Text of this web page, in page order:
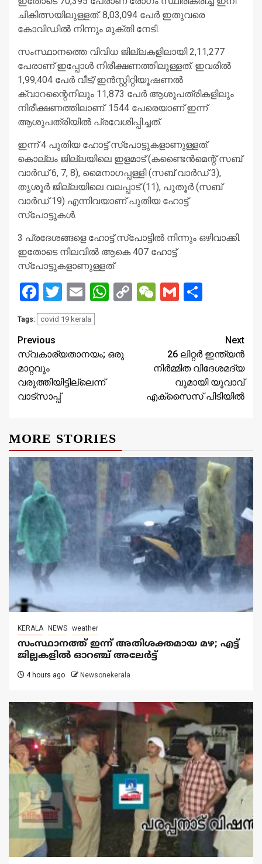
ചികിത്സയിലുള്ളത്. 8,03,094 പേര്‍ ഇതുവരെ
കോവിഡില്‍ നിന്നും മുക്തി നേടി.
സംസ്ഥാനത്തെ വിവിധ ജില്ലകളിലായി 2,11,277
പേരാണ് ഇപ്പോള്‍ നിരീക്ഷണത്തിലുള്ളത്. ഇവരില്‍
1,99,404 പേര്‍ വീട്/ഇന്‍സ്റ്റിറ്റിയൂഷണല്‍
ക്വാറന്റൈനിലും 11,873 പേര്‍ ആശുപത്രികളിലും
നിരീക്ഷണത്തിലാണ്. 1544 പേരെയാണ് ഇന്ന്
ആശുപത്രിയില്‍ പ്രവേശിപ്പിച്ചത്.
ഇന്ന് 4 പുതിയ ഹോട്ട് സ്‌പോട്ടുകളാണുള്ളത്.
കൊല്ലം ജില്ലയിലെ ഇളമാട് (കണ്ടൈന്‍മെന്റ് സബ്
വാര്‍ഡ് 6, 7, 8), മൈനാഗപ്പള്ളി (സബ് വാര്‍ഡ് 3),
തൃശൂര്‍ ജില്ലയിലെ വലപ്പാട് (11), പുതൂര്‍ (സബ്
വാര്‍ഡ് 19) എന്നിവയാണ് പുതിയ ഹോട്ട്
സ്‌പോട്ടുകള്‍.
3 പ്രദേശങ്ങളെ ഹോട്ട് സ്‌പോട്ടില്‍ നിന്നും ഒഴിവാക്കി.
ഇതോടെ നിലവില്‍ ആകെ 407 ഹോട്ട്
സ്‌പോട്ടുകളാണുള്ളത്.
Facebook
Twitter
EmailWhatsApp
CopyWeChat
Gmail
Tags: covid 19 kerala
Continue
Reading
Previous
സ്വകാര്യതാനയം; ഒരു
മാറ്റവും
വരുത്തിയിട്ടില്ലെന്ന്
വാട്‌സാപ്പ്
Next
26 ലിറ്റർ ഇന്ത്യൻ
നിർമ്മിത വിദേശമദ്യ
വുമായി യുവാവ്
എക്സൈസ് പിടിയിൽ
MORE STORIES
KERALA NEWS weather
സംസ്ഥാനത്ത് ഇന്ന് അതിശക്തമായ മഴ; എട്ട്
ജില്ലകളിൽ ഓറഞ്ച് അലേര്‍ട്ട്
4 hours ago Newsonekerala